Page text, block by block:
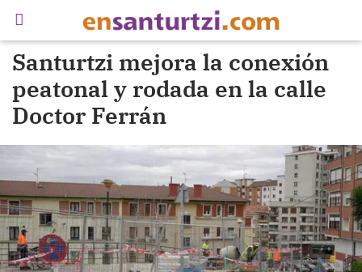
Santurtzi mejora la conexión
peatonal y rodada en la calle
Doctor Ferrán